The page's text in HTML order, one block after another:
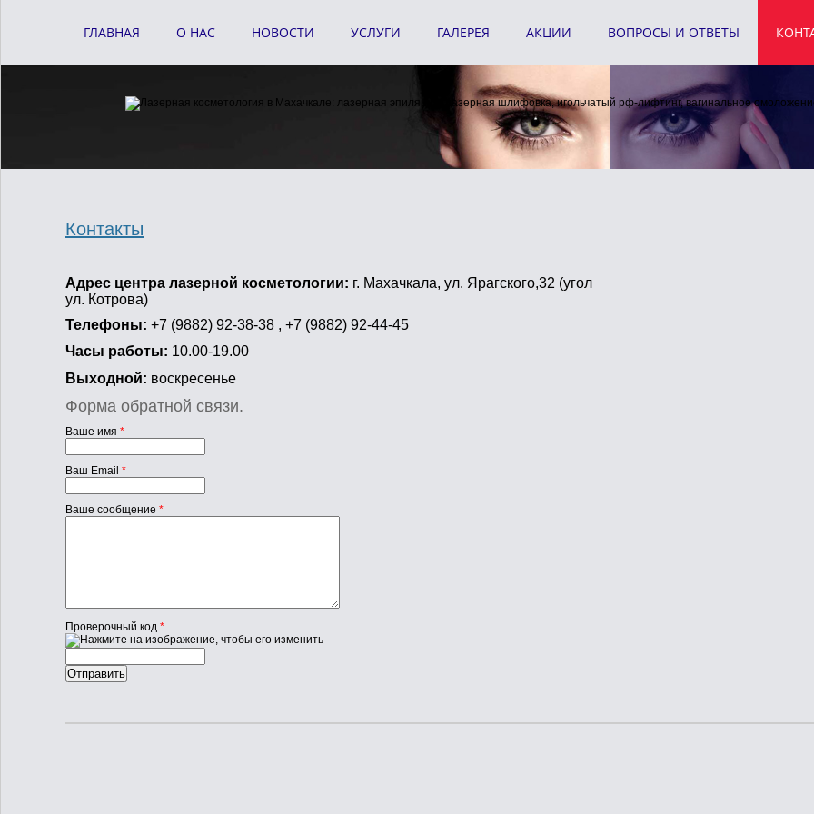
ГЛАВНАЯ О НАС НОВОСТИ УСЛУГИ ГАЛЕРЕЯ АКЦИИ ВОПРОСЫ И ОТВЕТЫ
Контакты
Адрес центра лазерной косметологии: г. Махачкала, ул. Ярагского,32 (угол
ул. Котрова)
Телефоны: +7 (9882) 92-38-38 , +7 (9882) 92-44-45
Часы работы: 10.00-19.00
Выходной: воскресенье
Форма обратной связи.
Ваше имя *
Ваш Email *
Ваше сообщение *
Проверочный код *